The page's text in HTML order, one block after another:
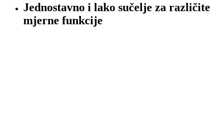
Jednostavno i lako sučelje za različite
mjerne funkcije